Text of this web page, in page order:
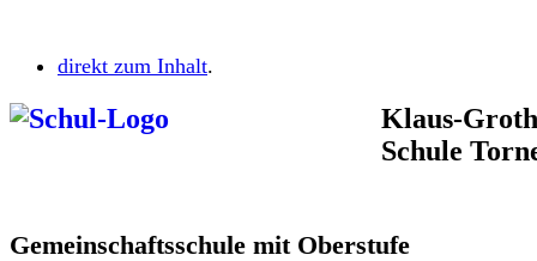
direkt zum Inhalt.
Klaus-
Schule
Gemeinschaftsschule mit Oberstufe